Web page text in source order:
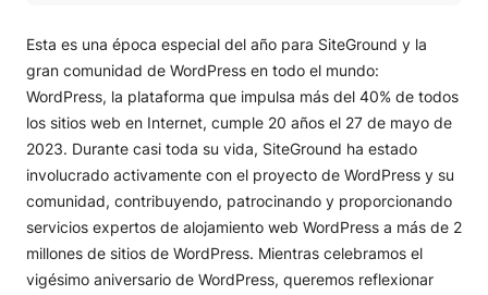
> > VISITAR PÁGINA
Nuestro compromiso continuo
Esta es una época especial del año para SiteGround y la
gran comunidad de WordPress en todo el mundo:
WordPress, la plataforma que impulsa más del 40% de todos
los sitios web en Internet, cumple 20 años el 27 de mayo de
2023. Durante casi toda su vida, SiteGround ha estado
involucrado activamente con el proyecto de WordPress y su
comunidad, contribuyendo, patrocinando y proporcionando
servicios expertos de alojamiento web WordPress a más de 2
millones de sitios de WordPress. Mientras celebramos el
vigésimo aniversario de WordPress, queremos reflexionar